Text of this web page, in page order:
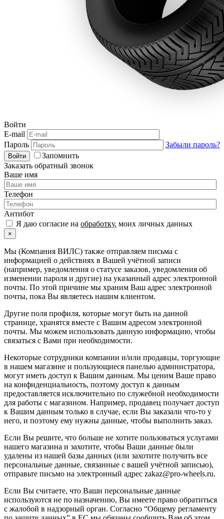
Войти
E-mail
Пароль
Забыли пароль?
Войти
Запомнить
Заказать обратный звонок
Ваше имя
Телефон
Антибот
Я даю согласие на обработку. моих личных данных
×
Мы (Компания ВИЛС) также отправляем письма с
информацией о действиях в Вашей учётной записи
(например, уведомления о статусе заказов, уведомления об
изменении пароля и другие) на указанный адрес электронной
почты. По этой причине мы храним Ваш адрес электронной
почты, пока Вы являетесь нашим клиентом.
Другие поля профиля, которые могут быть на данной
странице, хранятся вместе с Вашим адресом электронной
почты. Мы можем использовать данную информацию, чтобы
связаться с Вами при необходимости.
Некоторые сотрудники компании и/или продавцы, торгующие
в нашем магазине и пользующиеся панелью администратора,
могут иметь доступ к Вашим данным. Мы ценим Ваше право
на конфиденциальность, поэтому доступ к данным
предоставляется исключительно по служебной необходимости
для работы с магазином. Например, продавец получает доступ
к Вашим данным только в случае, если Вы заказали что-то у
него, и поэтому ему нужны данные, чтобы выполнить заказ.
Если Вы решите, что больше не хотите пользоваться услугами
нашего магазина и захотите, чтобы Ваши данные были
удалены из нашей базы данных (или захотите получить все
персональные данные, связанные с вашей учётной записью),
отправьте письмо на электронный адрес zakaz@pro-wheels.ru.
Если Вы считаете, что Ваши персональные данные
используются не по назначению, Вы имеете право обратиться
с жалобой в надзорный орган. Согласно “Общему регламенту